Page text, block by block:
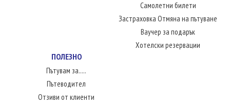
Самолетни билети
Застраховка Отмяна на пътуване
Ваучер за подарък
Хотелски резервации
ПОЛЕЗНО
Пътувам за.....
Пътеводител
Отзиви от клиенти